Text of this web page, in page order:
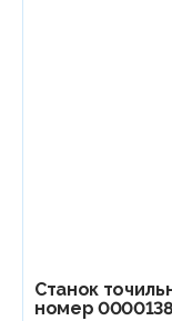
Станок
номер